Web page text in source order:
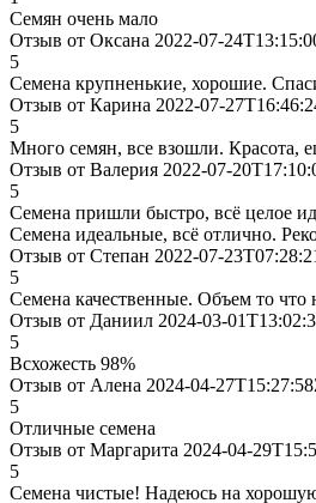
Семян очень мало
Отзыв от Оксана 2022-07-
5
Семена крупненькие, хорошие.
Отзыв от Карина 2022-07-
5
Много семян, все взошли. Красота,
Отзыв от Валерия 2022-07-
5
Семена пришли быстро, всё целое
Семена идеальные, всё отлично.
Отзыв от Степан 2022-07-
5
Семена качественные. Объем то что
Отзыв от Даниил 2024-03-
5
Всхожесть 98%
Отзыв от Алена 2024-04-
5
Отличные семена
Отзыв от Маргарита 2024-04-
5
Семена чистые! Надеюсь на